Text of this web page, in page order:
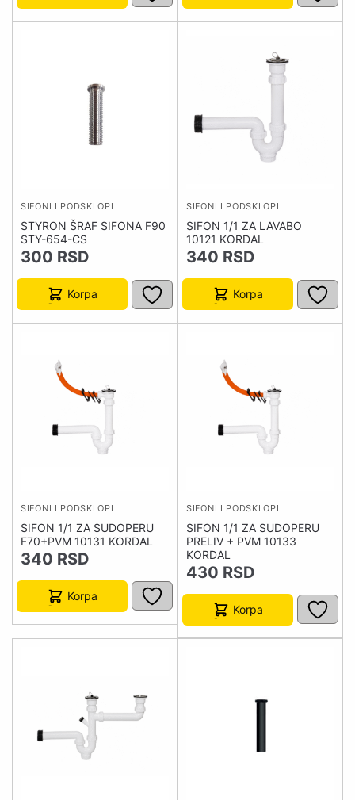
SIFONI I PODSKLOPI
STYRON ŠRAF SIFONA F90
STY-654-CS
300 RSD
Korpa
SIFONI I PODSKLOPI
SIFON 1/1 ZA LAVABO
10121 KORDAL
340 RSD
Korpa
SIFONI I PODSKLOPI
SIFON 1/1 ZA SUDOPERU
F70+PVM 10131 KORDAL
340 RSD
Korpa
SIFONI I PODSKLOPI
SIFON 1/1 ZA SUDOPERU
PRELIV + PVM 10133
KORDAL
430 RSD
Korpa